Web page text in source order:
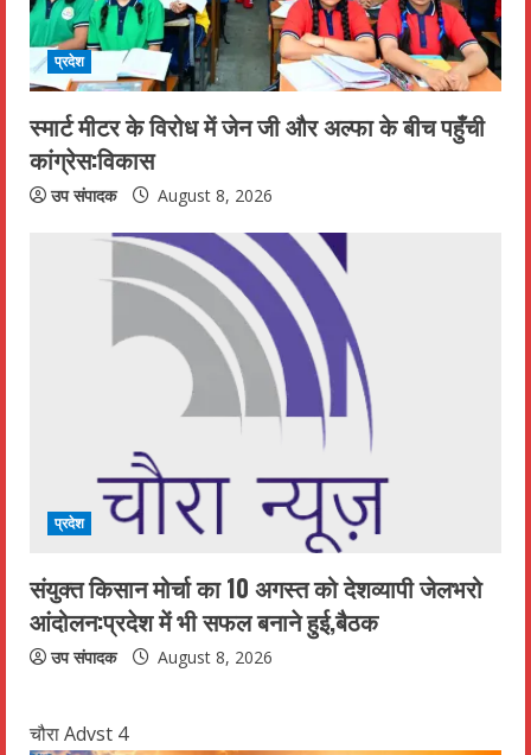
प्रदेश
स्मार्ट मीटर के विरोध में जेन जी और अल्फा के बीच पहुँची
कांग्रेस:विकास
उप संपादक August 8, 2026
प्रदेश
संयुक्त किसान मोर्चा का 10 अगस्त को देशव्यापी जेलभरो
आंदोलन:प्रदेश में भी सफल बनाने हुई,बैठक
उप संपादक August 8, 2026
चौरा Advst 4